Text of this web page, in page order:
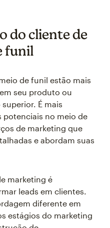
do cliente de
funil
de funil estão mais
seu produto ou
É mais
potenciais no meio de
de marketing que
e abordam suas
marketing é
leads em clientes.
diferente em
estágios do marketing